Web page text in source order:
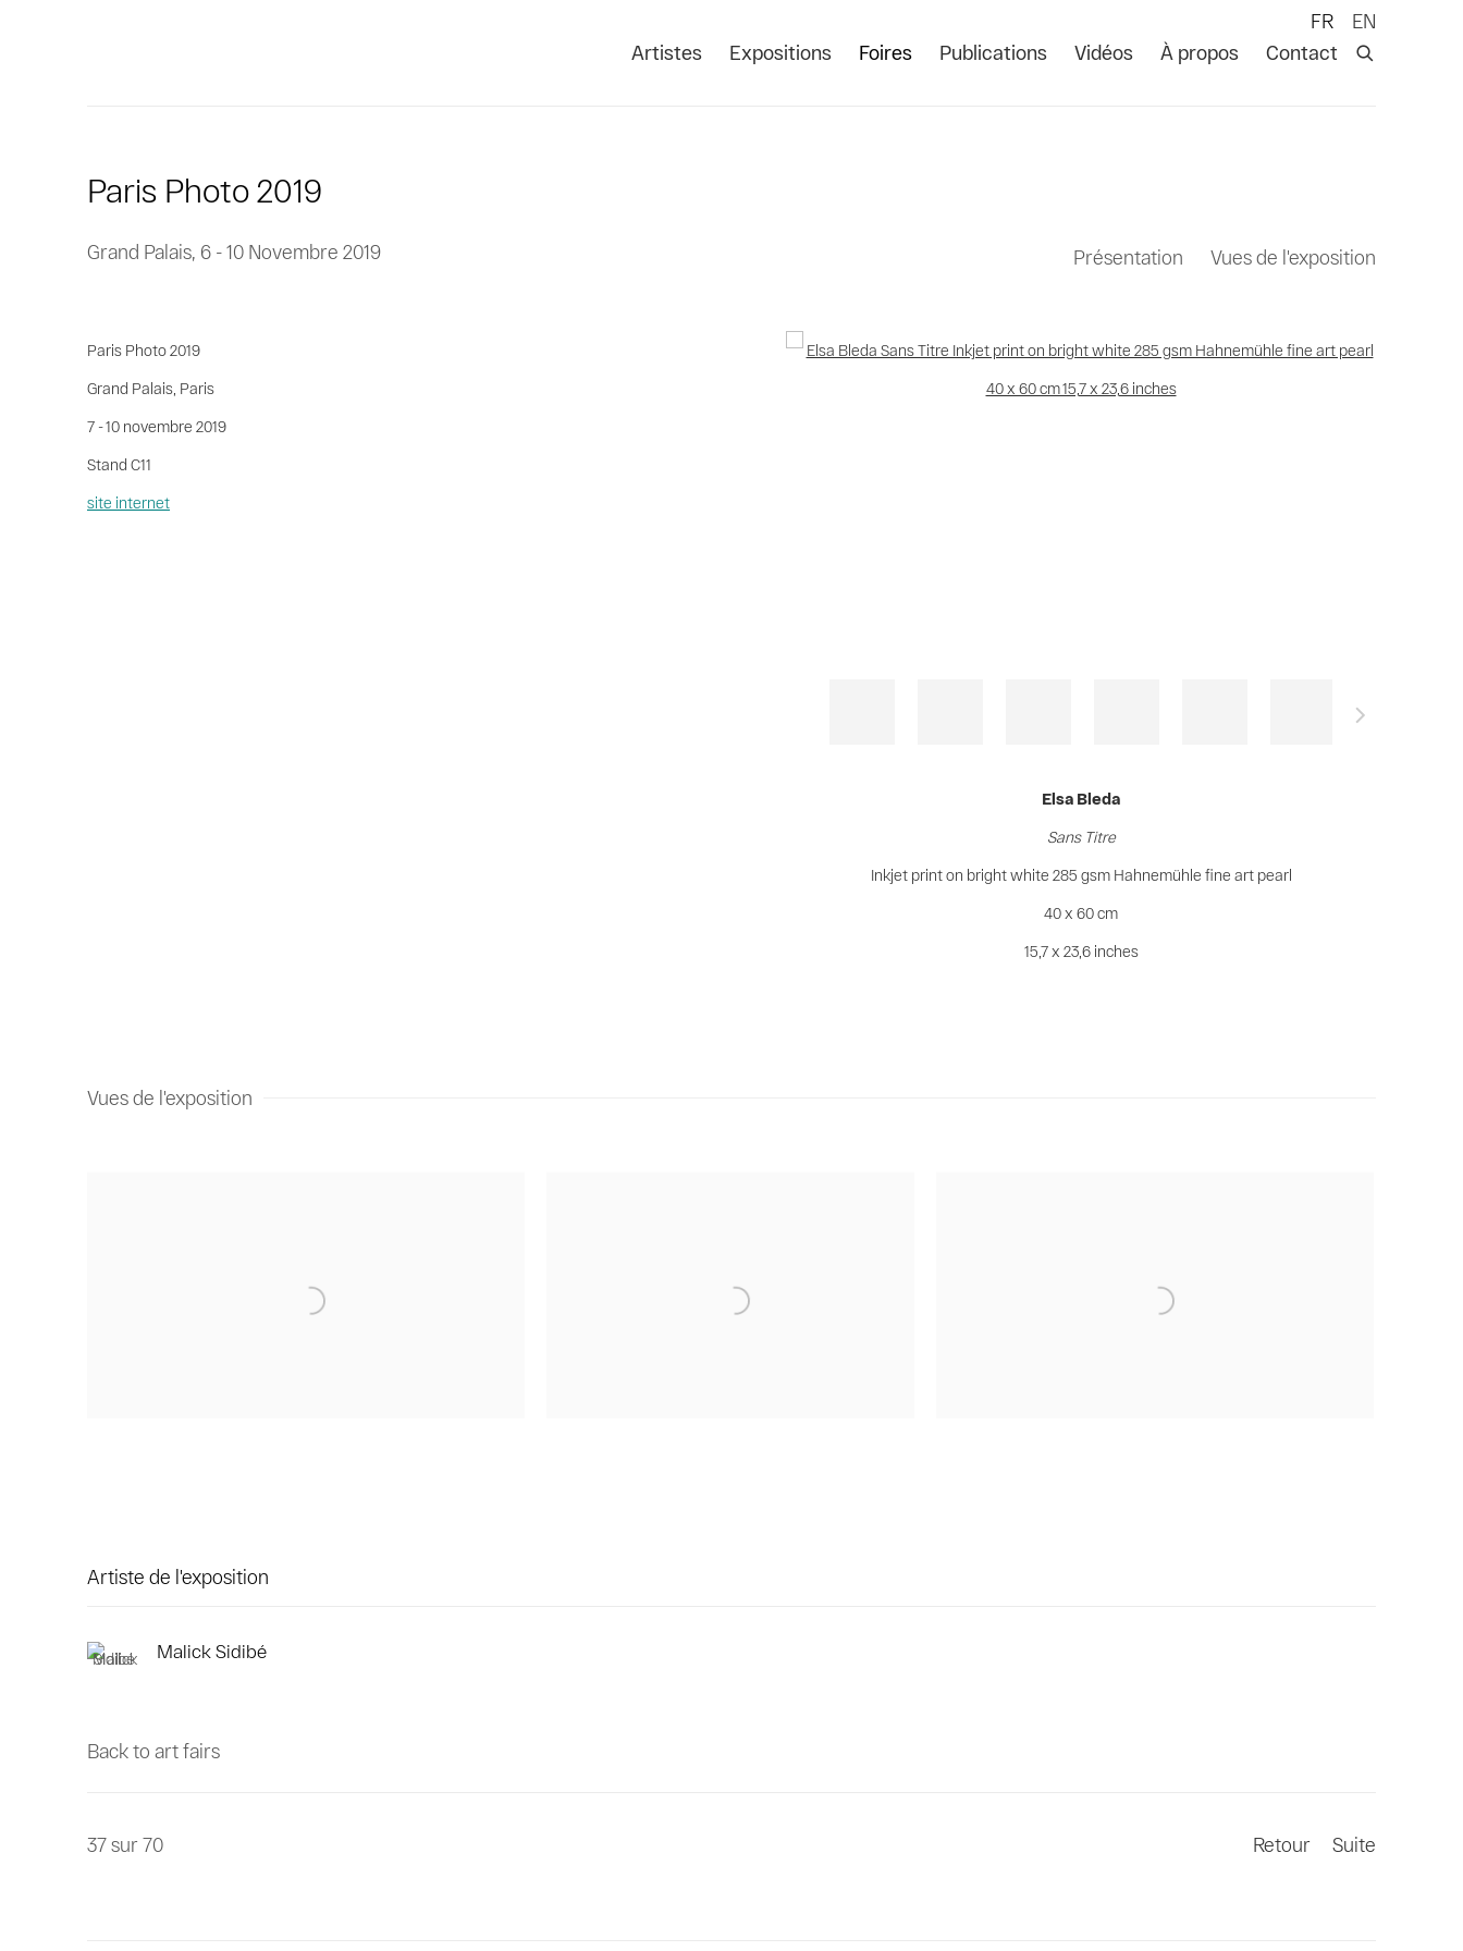
Artistes Expositions Foires Publications Vidéos À propos Contact
FR EN
Paris Photo 2019
Grand Palais, 6 - 10 Novembre 2019 Présentation Vues de l'exposition
Open a larger version of the following image in a popup:
Elsa Bleda
Sans Titre
Inkjet print on bright white 285 gsm Hahnemühle fine art pearl
40 x 60 cm
15,7 x 23,6 inches
Paris Photo 2019
Grand Palais, Paris
7 - 10 novembre 2019
Stand C11
site internet
Vues de l'exposition
Artiste de l'exposition
Malick Sidibé
Back to art fairs
Retour Suite
37sur 70